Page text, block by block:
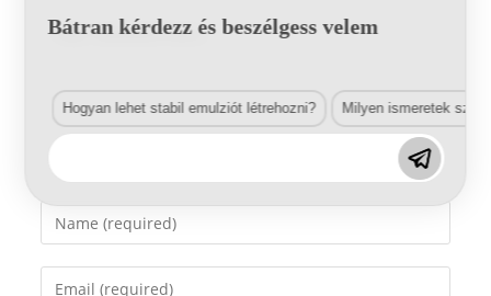
Comment
Enter
your
name
Enter
Bátran kérdezz és beszélgess velem
Hogyan lehet stabil emulziót létrehozni? Milyen ismeretek